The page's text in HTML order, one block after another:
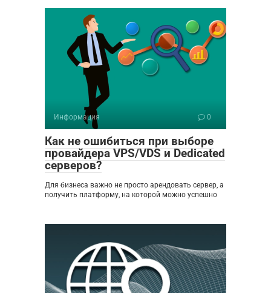
Информация 0
Как не ошибиться при выборе
провайдера VPS/VDS и Dedicated
серверов?
Для бизнеса важно не просто арендовать сервер, а
получить платформу, на которой можно успешно